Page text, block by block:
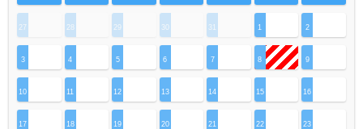
27 28 29 30 31 1 2
3 4 5 6 7 8 9
10 11 12 13 14 15 16
17 18 19 20 21 22 23